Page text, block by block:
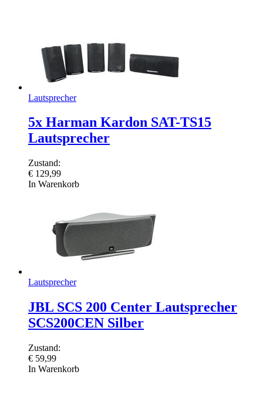
Lautsprecher
5x Harman Kardon SAT-TS15
Lautsprecher
Zustand:
€ 129,99
In Warenkorb
Lautsprecher
JBL SCS 200 Center Lautsprecher
SCS200CEN Silber
Zustand:
€ 59,99
In Warenkorb